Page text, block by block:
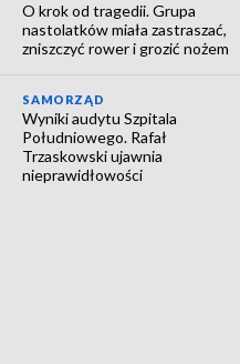
O krok od tragedii. Grupa
nastolatków miała zastraszać,
zniszczyć rower i grozić nożem
SAMORZĄD
Wyniki audytu Szpitala
Południowego. Rafał
Trzaskowski ujawnia
nieprawidłowości